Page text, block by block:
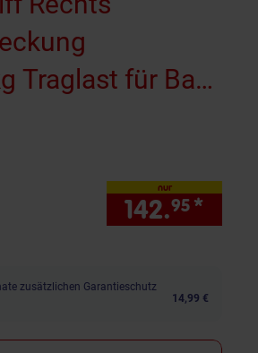
Traglast für Bad
nur
142.95 *
zusätzlichen Garantieschutz
14,99 €